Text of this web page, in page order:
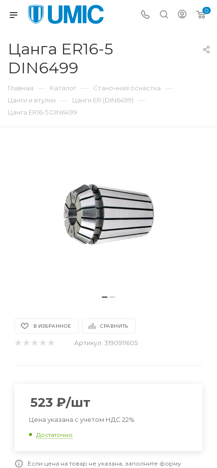
0
Цанга ER16-5
DIN6499
Главная — Каталог — Станочная оснастка —
Цанги и втулки — Цанги ER (DIN6499) —
Цанга ER16-5 DIN6499
В ИЗБРАННОЕ СРАВНИТЬ
Артикул: 3190911605
523 ₽/шт
Цена указана с учетом НДС 22%
Достаточно
Если цена на товар не указана, заполните форму